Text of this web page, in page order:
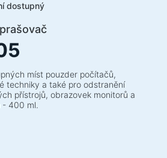
dostupný
míst pouzder počítačů,
techniky a také pro odstranění
přístrojů, obrazovek monitorů a
- 400 ml.